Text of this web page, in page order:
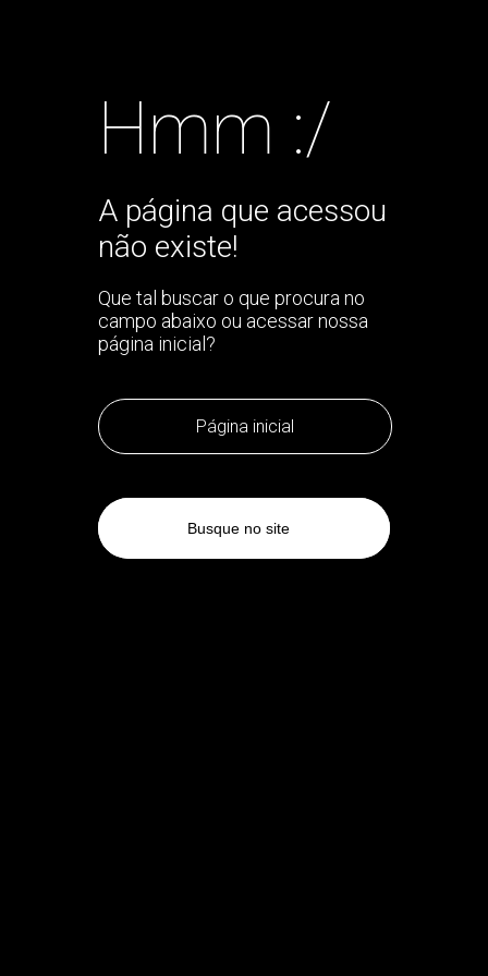
Hmm :/
A página que acessou
não existe!
Que tal buscar o que procura no
campo abaixo ou acessar nossa
página inicial?
Página inicial